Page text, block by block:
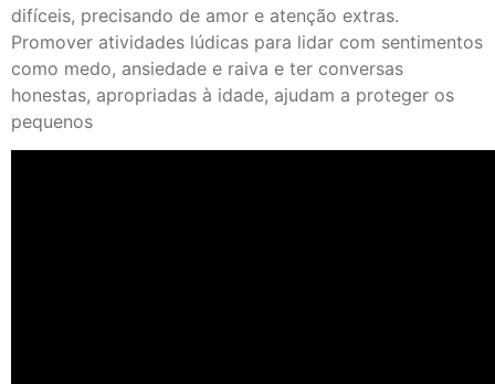
difíceis, precisando de amor e atenção extras.
Promover atividades lúdicas para lidar com sentimentos
como medo, ansiedade e raiva e ter conversas
honestas, apropriadas à idade, ajudam a proteger os
pequenos